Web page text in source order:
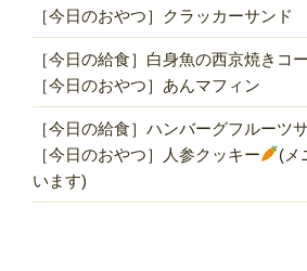
［今日のおやつ］クラッカーサンド
［今日の給食］白身魚の西京焼きコ
［今日のおやつ］あんマフィン
［今日の給食］ハンバーグフルーツ
［今日のおやつ］人参クッキー
(メ
います)